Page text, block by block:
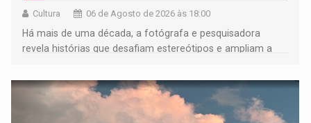
Cultura 06 de Agosto de 2026 às 18:00
Há mais de uma década, a fotógrafa e pesquisadora
revela histórias que desafiam estereótipos e ampliam a
negras